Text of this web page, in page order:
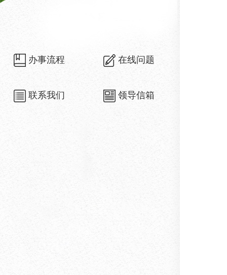
办事流程 在线问题
联系我们 领导信箱